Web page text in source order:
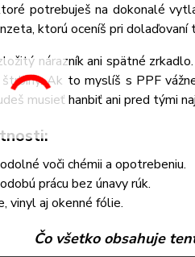
potrebuješ na dokonalé
ktorú oceníš pri dolaďovaní
nárazník ani spätné
Ak to myslíš s PPF
musieť hanbiť ani pred tými
voči chémii a opotrebeniu.
prácu bez únavy rúk.
vinyl aj okenné fólie.
Čo všetko obsahuje